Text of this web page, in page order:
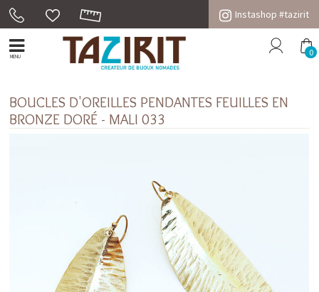
Instashop #tazirit
MENU 0
BOUCLES D'OREILLES PENDANTES FEUILLES EN
BRONZE DORÉ - MALI 033